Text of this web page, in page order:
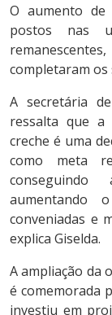
O aumento de
postos nas
completaram os
A secretária
ressalta que a
creche é uma
como meta
conseguindo
aumentando
conveniadas e
explica Giselda.
A ampliação da
é comemorada
investiu em